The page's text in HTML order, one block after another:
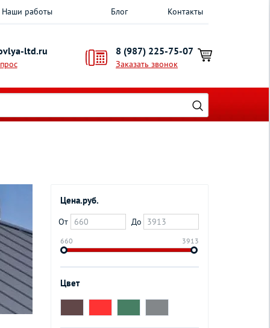
Наши работы Блог Контакты
ltd.ru 8 (987) 225-75-07
Заказать звонок
Цена.руб.
От До
660 3913
Цвет